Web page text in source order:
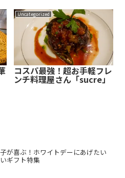
Uncategorized
コスパ最強！超お手軽フレ
ンチ料理屋さん「sucre」
が喜ぶ！ホワイトデーにあげたい
ギフト特集